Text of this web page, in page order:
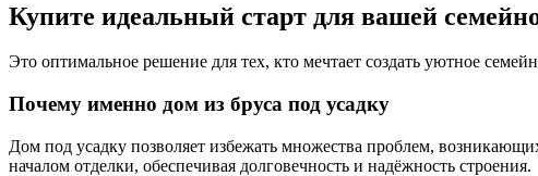
Купите идеальный старт для вашей
Это оптимальное решение для тех, кто мечтает создать уютное
Почему именно дом из бруса под усадку
Дом под усадку позволяет избежать множества проблем,
началом отделки, обеспечивая долговечность и надёжность строения.